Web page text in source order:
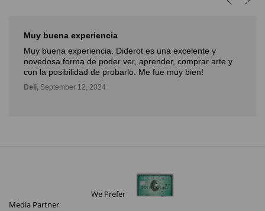
Muy buena experiencia
Muy buena experiencia. Diderot es una excelente y
novedosa forma de poder ver, aprender, comprar arte y
con la posibilidad de probarlo. Me fue muy bien!
Deli, September 12, 2024
We Prefer
Media Partner